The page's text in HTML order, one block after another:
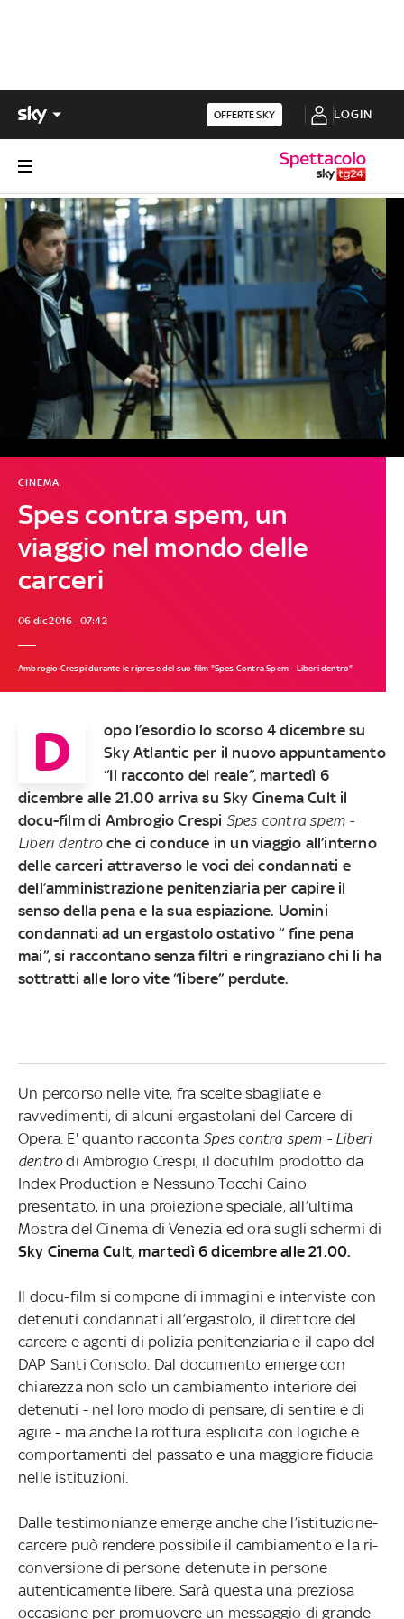
OFFERTE SKY LOGIN
Spes contra spem, un
viaggio nel mondo delle
carceri
CINEMA
06 dic 2016 - 07:42
Ambrogio Crespi durante le riprese del suo film "Spes Contra Spem - Liberi dentro"
D
opo l’esordio lo scorso 4 dicembre su
Sky Atlantic per il nuovo appuntamento
“Il racconto del reale”, martedì 6
dicembre alle 21.00 arriva su Sky Cinema Cult il
docu-film di Ambrogio Crespi Spes contra spem -
Liberi dentro che ci conduce in un viaggio all’interno
delle carceri attraverso le voci dei condannati e
dell’amministrazione penitenziaria per capire il
senso della pena e la sua espiazione. Uomini
condannati ad un ergastolo ostativo “ fine pena
mai”, si raccontano senza filtri e ringraziano chi li ha
sottratti alle loro vite “libere” perdute.
Un percorso nelle vite, fra scelte sbagliate e
ravvedimenti, di alcuni ergastolani del Carcere di
Opera. E' quanto raccontaSpes contra spem - Liberi
dentrodi Ambrogio Crespi, il docufilm prodotto da
Index Production e Nessuno Tocchi Caino
presentato, in una proiezione speciale, all’ultima
Mostra del Cinema di Venezia ed ora sugli schermi di
Sky Cinema Cult, martedì 6 dicembre alle 21.00.
Il docu-film si compone di immagini e interviste con
detenuti condannati all’ergastolo, il direttore del
carcere e agenti di polizia penitenziaria e il capo del
DAP Santi Consolo. Dal documento emerge con
chiarezza non solo un cambiamento interiore dei
detenuti - nel loro modo di pensare, di sentire e di
agire - ma anche la rottura esplicita con logiche e
comportamenti del passato e una maggiore fiducia
nelle istituzioni.
Dalle testimonianze emerge anche che l’istituzione-
carcere può rendere possibile il cambiamento e la ri-
conversione di persone detenute in persone
autenticamente libere. Sarà questa una preziosa
occasione per promuovere un messaggio di grande